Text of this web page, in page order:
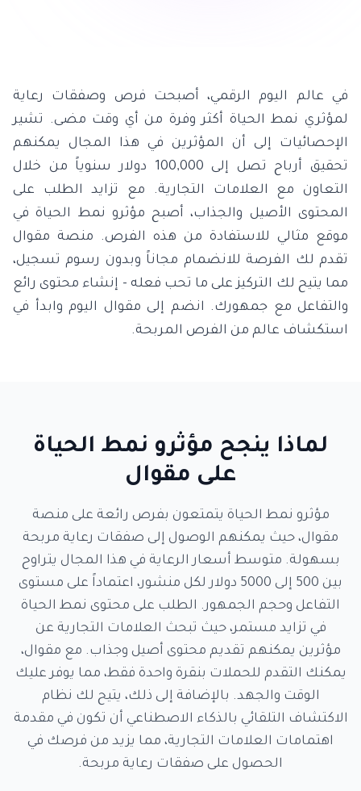
في عالم اليوم الرقمي، أصبحت فرص وصفقات رعاية
لمؤثري نمط الحياة أكثر وفرة من أي وقت مضى. تشير
الإحصائيات إلى أن المؤثرين في هذا المجال يمكنهم
تحقيق أرباح تصل إلى 100,000 دولار سنوياً من خلال
التعاون مع العلامات التجارية. مع تزايد الطلب على
المحتوى الأصيل والجذاب، أصبح مؤثرو نمط الحياة في
موقع مثالي للاستفادة من هذه الفرص. منصة مقوال
تقدم لك الفرصة للانضمام مجاناً وبدون رسوم تسجيل،
مما يتيح لك التركيز على ما تحب فعله - إنشاء محتوى رائع
والتفاعل مع جمهورك. انضم إلى مقوال اليوم وابدأ في
استكشاف عالم من الفرص المربحة.
لماذا ينجح مؤثرو نمط الحياة
على مقوال
مؤثرو نمط الحياة يتمتعون بفرص رائعة على منصة
مقوال، حيث يمكنهم الوصول إلى صفقات رعاية مربحة
بسهولة. متوسط أسعار الرعاية في هذا المجال يتراوح
بين 500 إلى 5000 دولار لكل منشور، اعتماداً على مستوى
التفاعل وحجم الجمهور. الطلب على محتوى نمط الحياة
في تزايد مستمر، حيث تبحث العلامات التجارية عن
مؤثرين يمكنهم تقديم محتوى أصيل وجذاب. مع مقوال،
يمكنك التقدم للحملات بنقرة واحدة فقط، مما يوفر عليك
الوقت والجهد. بالإضافة إلى ذلك، يتيح لك نظام
الاكتشاف التلقائي بالذكاء الاصطناعي أن تكون في مقدمة
اهتمامات العلامات التجارية، مما يزيد من فرصك في
الحصول على صفقات رعاية مربحة.